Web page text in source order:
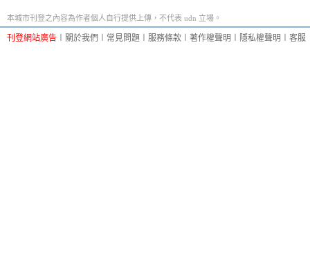
本城市刊登之內容為作者個人自行提供上傳，不代表 udn 立場。
刊登網站廣告 關於我們 常見問題 服務條款 著作權聲明 隱私權聲明 客服